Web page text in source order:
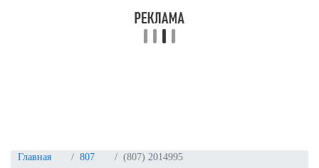
Главная 807 (807) 2014995